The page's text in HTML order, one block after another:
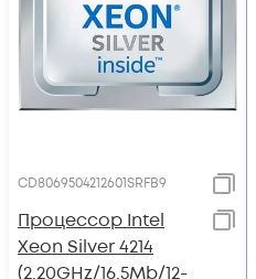
CD8069504212601SRFB9
Процессор Intel
Xeon Silver 4214
(2.20GHz/16.5Mb/12-